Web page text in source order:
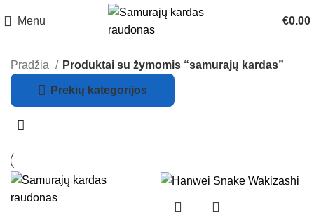
Menu €0.00
Pradžia Produktai su žymomis “samurajų kardas”
Prekių kategorijos